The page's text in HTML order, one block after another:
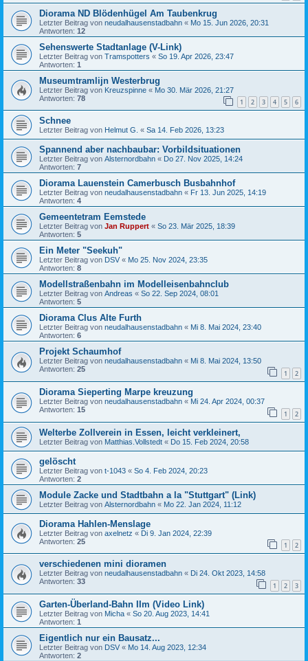
Diorama ND Blödenhügel Am Taubenkrug
Letzter Beitrag von neudalhausenstadbahn « Mo 15. Jun 2026, 20:31
Antworten: 12
Sehenswerte Stadtanlage (V-Link)
Letzter Beitrag von Tramspotters « So 19. Apr 2026, 23:47
Antworten: 1
Museumtramlijn Westerbrug
Letzter Beitrag von Kreuzspinne « Mo 30. Mär 2026, 21:27
Antworten: 78 1 2 3 4 5 6
Schnee
Letzter Beitrag von Helmut G. « Sa 14. Feb 2026, 13:23
Spannend aber nachbaubar: Vorbildsituationen
Letzter Beitrag von Alsternordbahn « Do 27. Nov 2025, 14:24
Antworten: 7
Diorama Lauenstein Camerbusch Busbahnhof
Letzter Beitrag von neudalhausenstadbahn « Fr 13. Jun 2025, 14:19
Antworten: 4
Gemeentetram Eemstede
Letzter Beitrag von Jan Ruppert « So 23. Mär 2025, 18:39
Antworten: 5
Ein Meter "Seekuh"
Letzter Beitrag von DSV « Mo 25. Nov 2024, 23:35
Antworten: 8
Modellstraßenbahn im Modelleisenbahnclub
Letzter Beitrag von Andreas « So 22. Sep 2024, 08:01
Antworten: 5
Diorama Clus Alte Furth
Letzter Beitrag von neudalhausenstadbahn « Mi 8. Mai 2024, 23:40
Antworten: 6
Projekt Schaumhof
Letzter Beitrag von neudalhausenstadbahn « Mi 8. Mai 2024, 13:50
Antworten: 25 1 2
Diorama Sieperting Marpe kreuzung
Letzter Beitrag von neudalhausenstadbahn « Mi 24. Apr 2024, 00:37
Antworten: 15 1 2
Welterbe Zollverein in Essen, leicht verkleinert,
Letzter Beitrag von Matthias.Vollstedt « Do 15. Feb 2024, 20:58
gelöscht
Letzter Beitrag von t-1043 « So 4. Feb 2024, 20:23
Antworten: 2
Module Zacke und Stadtbahn a la "Stuttgart" (Link)
Letzter Beitrag von Alsternordbahn « Mo 22. Jan 2024, 11:12
Diorama Hahlen-Menslage
Letzter Beitrag von axelnetz « Di 9. Jan 2024, 22:39
Antworten: 25 1 2
verschiedenen mini dioramen
Letzter Beitrag von neudalhausenstadbahn « Di 24. Okt 2023, 14:58
Antworten: 33 1 2 3
Garten-Überland-Bahn IIm (Video Link)
Letzter Beitrag von Micha « So 20. Aug 2023, 14:41
Antworten: 1
Eigentlich nur ein Bausatz...
Letzter Beitrag von DSV « Mo 14. Aug 2023, 12:34
Antworten: 2